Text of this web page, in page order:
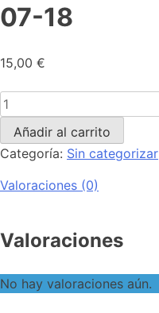
07-18
15,00 €
Añadir al carrito
Categoría: Sin categorizar
Valoraciones (0)
Valoraciones
No hay valoraciones aún.